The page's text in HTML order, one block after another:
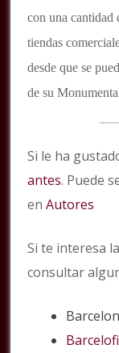
con una cantidad
tiendas
desde que se
de su
Si le ha
antes. Puede
enAutores
Si te interesa
consultar